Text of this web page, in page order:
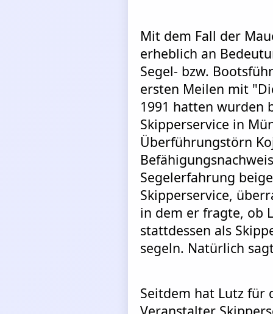
Mit dem Fall der
erheblich an
Segel- bzw.
ersten Meilen mit
1991 hatten wurden
Skipperservice in
Überführungstörn
Segelerfahrung
Skipperservice,
in dem er fragte, ob
stattdessen als
segeln. Natürlich
Seitdem hat Lutz für